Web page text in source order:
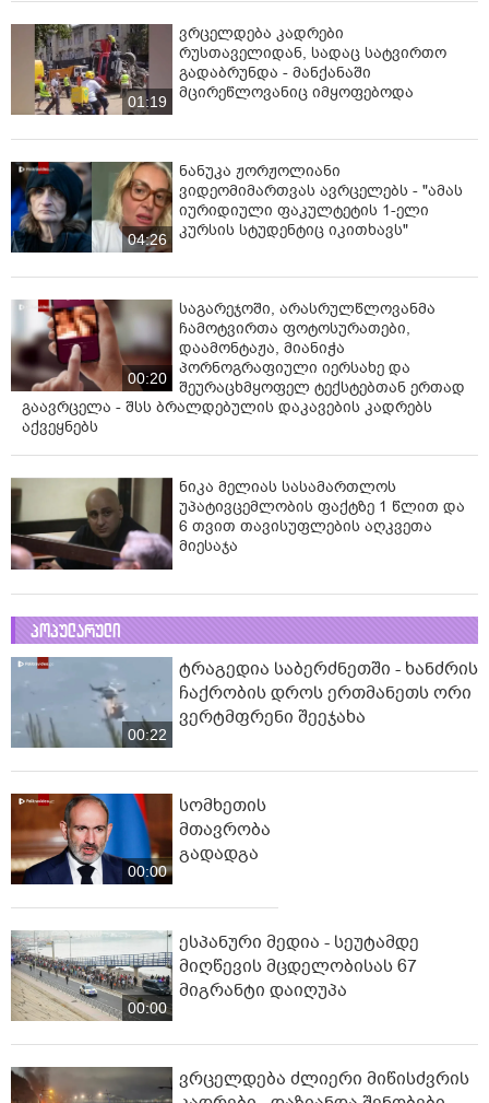
01:19
ვრცელდება კადრები
რუსთაველიდან, სადაც სატვირთო
გადაბრუნდა - მანქანაში
მცირეწლოვანიც იმყოფებოდა
04:26
ნანუკა ჟორჟოლიანი
ვიდეომიმართვას ავრცელებს - "ამას
იურიდიული ფაკულტეტის 1-ელი
კურსის სტუდენტიც იკითხავს"
00:20
საგარეჯოში, არასრულწლოვანმა
ჩამოტვირთა ფოტოსურათები,
დაამონტაჟა, მიანიჭა
პორნოგრაფიული იერსახე და
შეურაცხმყოფელ ტექსტებთან ერთად
გაავრცელა - შსს ბრალდებულის დაკავების კადრებს
აქვეყნებს
ნიკა მელიას სასამართლოს
უპატივცემლობის ფაქტზე 1 წლით და
6 თვით თავისუფლების აღკვეთა
მიესაჯა
პოპულარული
00:22
ტრაგედია საბერძნეთში - ხანძრის
ჩაქრობის დროს ერთმანეთს ორი
ვერტმფრენი შეეჯახა
00:00
სომხეთის
მთავრობა
გადადგა
00:00
ესპანური მედია - სეუტამდე
მიღწევის მცდელობისას 67
მიგრანტი დაიღუპა
ვრცელდება ძლიერი მიწისძვრის